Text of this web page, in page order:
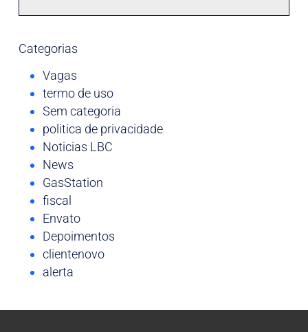
Categorias
Vagas
termo de uso
Sem categoria
politica de privacidade
Noticias LBC
News
GasStation
fiscal
Envato
Depoimentos
clientenovo
alerta